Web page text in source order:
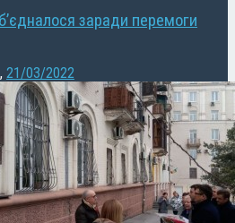
заради перемоги
, 21/03/2022